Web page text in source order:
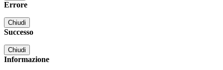
Errore
Chiudi
Successo
Chiudi
Informazione